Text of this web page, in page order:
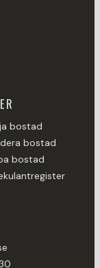
bostad
bostad
bostad